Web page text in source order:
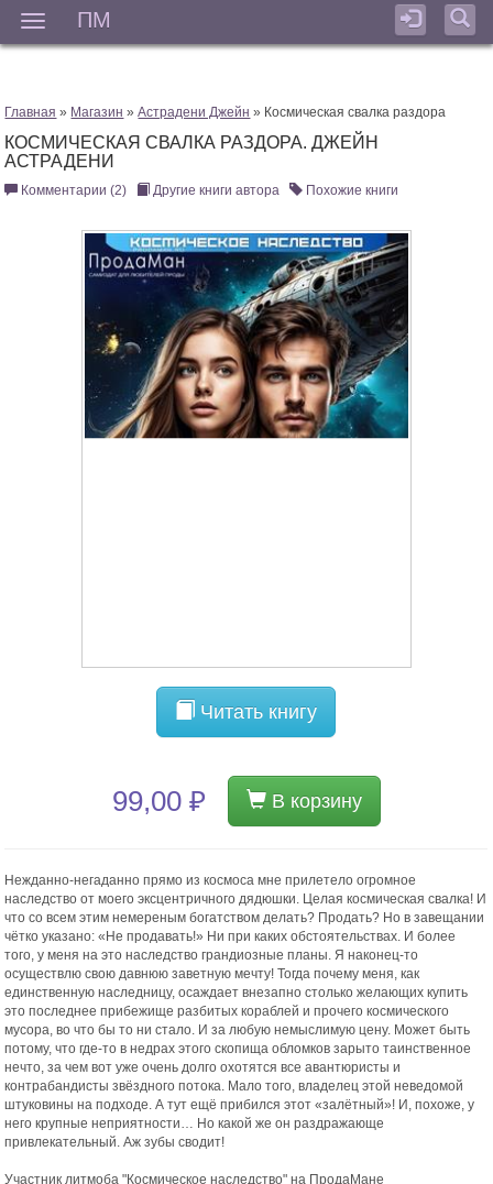
ПМ
Главная » Магазин »Астрадени Джейн » Космическая свалка раздора
КОСМИЧЕСКАЯ СВАЛКА РАЗДОРА. ДЖЕЙН
АСТРАДЕНИ
Комментарии (2) Другие книги автора Похожие книги
Читать книгу
99,00 ₽ В корзину
Нежданно-негаданно прямо из космоса мне прилетело огромное
наследство от моего эксцентричного дядюшки. Целая космическая свалка! И
что со всем этим немереным богатством делать? Продать? Но в завещании
чётко указано: «Не продавать!» Ни при каких обстоятельствах. И более
того, у меня на это наследство грандиозные планы. Я наконец-то
осуществлю свою давнюю заветную мечту! Тогда почему меня, как
единственную наследницу, осаждает внезапно столько желающих купить
это последнее прибежище разбитых кораблей и прочего космического
мусора, во что бы то ни стало. И за любую немыслимую цену. Может быть
потому, что где-то в недрах этого скопища обломков зарыто таинственное
нечто, за чем вот уже очень долго охотятся все авантюристы и
контрабандисты звёздного потока. Мало того, владелец этой неведомой
штуковины на подходе. А тут ещё прибился этот «залётный»! И, похоже, у
него крупные неприятности… Но какой же он раздражающе
привлекательный. Аж зубы сводит!
Участник литмоба "Космическое наследство" на ПродаМане